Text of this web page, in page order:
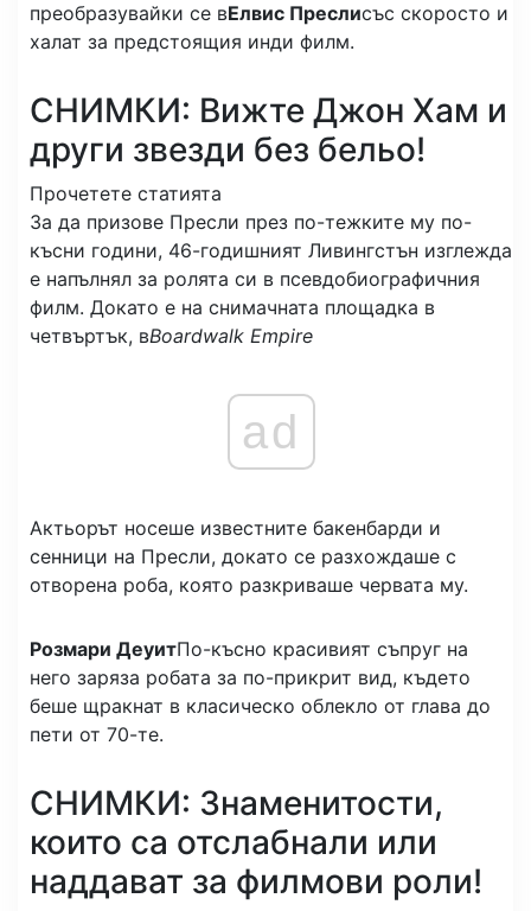
преобразувайки се вЕлвис Преслисъс скоросто и
халат за предстоящия инди филм.
СНИМКИ: Вижте Джон Хам и
други звезди без бельо!
Прочетете статията
За да призове Пресли през по-тежките му по-
късни години, 46-годишният Ливингстън изглежда
е напълнял за ролята си в псевдобиографичния
филм. Докато е на снимачната площадка в
четвъртък, вBoardwalk Empire
ad
Актьорът носеше известните бакенбарди и
сенници на Пресли, докато се разхождаше с
отворена роба, която разкриваше червата му.
Розмари ДеуитПо-късно красивият съпруг на
него заряза робата за по-прикрит вид, където
беше щракнат в класическо облекло от глава до
пети от 70-те.
СНИМКИ: Знаменитости,
които са отслабнали или
наддават за филмови роли!